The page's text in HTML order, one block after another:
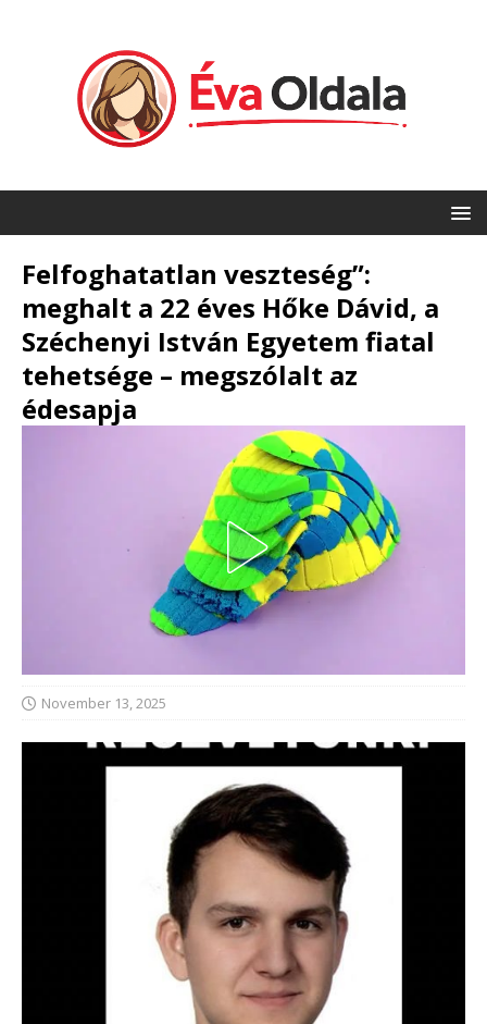
Felfoghatatlan veszteség”:
meghalt a 22 éves Hőke Dávid, a
Széchenyi István Egyetem fiatal
tehetsége – megszólalt az
édesapja
November 13, 2025